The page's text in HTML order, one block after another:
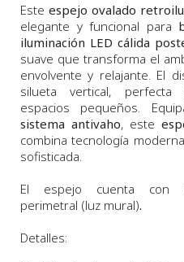
Este espejo ovalado
elegante y funcional para
iluminación LED cálida
suave que transforma el
envolvente y relajante. El
silueta vertical, perfecta
espacios pequeños.
sistema antivaho, este
combina tecnología
sofisticada.
El espejo cuenta con
perimetral (luz mural).
Detalles: